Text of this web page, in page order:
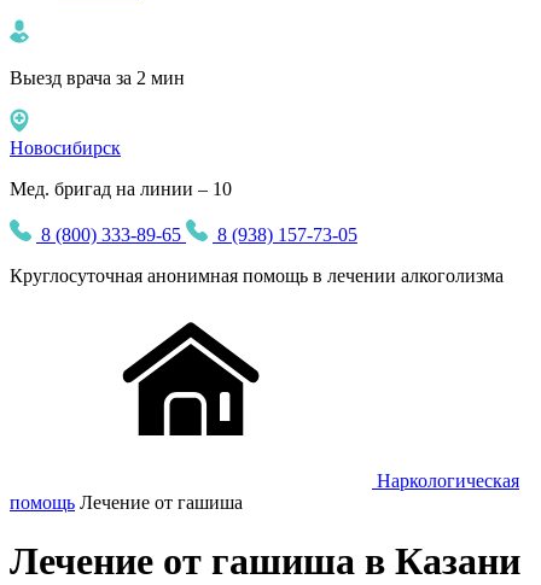
Выезд врача за 2 мин
Новосибирск
Мед. бригад на линии – 10
8 (800) 333-89-65
8 (938) 157-73-05
Круглосуточная анонимная помощь в лечении алкоголизма
Наркологическая
помощь Лечение от гашиша
Лечение от гашиша в Казани